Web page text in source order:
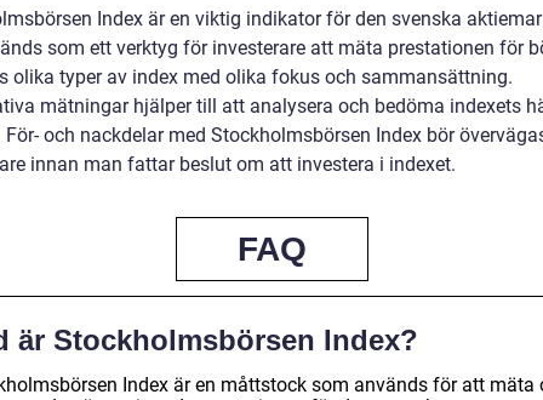
Index är en viktig indikator för den svenska
som ett verktyg för investerare att mäta prestationen för
olika typer av index med olika fokus och sammansättning.
mätningar hjälper till att analysera och bedöma indexets
och nackdelar med Stockholmsbörsen Index bör
innan man fattar beslut om att investera i indexet.
FAQ
är Stockholmsbörsen Index?
Index är en måttstock som används för att mäta